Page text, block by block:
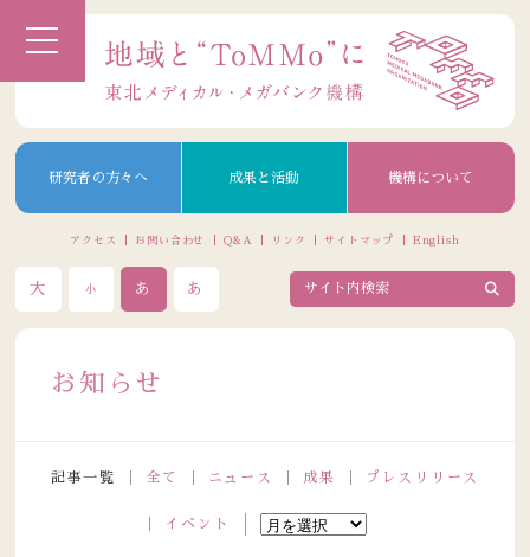
研究者の方々へ 成果と活動 機構について
アクセス お問い合わせ Q&A リンク サイトマップ English
大 小 あ あ
お知らせ
記事一覧 全て ニュース 成果 プレスリリース
イベント